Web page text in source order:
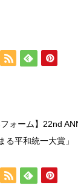
ォーム】22nd
る平和統一大賞」